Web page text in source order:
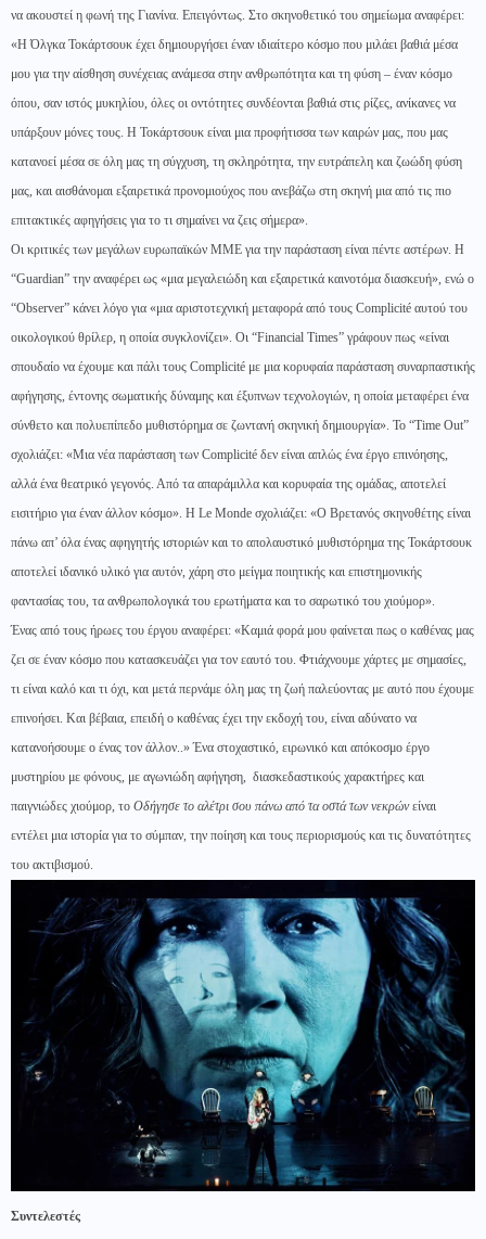
να ακουστεί η φωνή της Γιανίνα. Επειγόντως. Στο σκηνοθετικό του σημείωμα αναφέρει:
«Η Όλγκα Τοκάρτσουκ έχει δημιουργήσει έναν ιδιαίτερο κόσμο που μιλάει βαθιά μέσα
μου για την αίσθηση συνέχειας ανάμεσα στην ανθρωπότητα και τη φύση – έναν κόσμο
όπου, σαν ιστός μυκηλίου, όλες οι οντότητες συνδέονται βαθιά στις ρίζες, ανίκανες να
υπάρξουν μόνες τους. Η Τοκάρτσουκ είναι μια προφήτισσα των καιρών μας, που μας
κατανοεί μέσα σε όλη μας τη σύγχυση, τη σκληρότητα, την ευτράπελη και ζωώδη φύση
μας, και αισθάνομαι εξαιρετικά προνομιούχος που ανεβάζω στη σκηνή μια από τις πιο
επιτακτικές αφηγήσεις για το τι σημαίνει να ζεις σήμερα».
Οι κριτικές των μεγάλων ευρωπαϊκών ΜΜΕ για την παράσταση είναι πέντε αστέρων. Η
“Guardian” την αναφέρει ως «μια μεγαλειώδη και εξαιρετικά καινοτόμα διασκευή», ενώ ο
“Observer” κάνει λόγο για «μια αριστοτεχνική μεταφορά από τους Complicité αυτού του
οικολογικού θρίλερ, η οποία συγκλονίζει». Οι “Financial Times” γράφουν πως «είναι
σπουδαίο να έχουμε και πάλι τους Complicité με μια κορυφαία παράσταση συναρπαστικής
αφήγησης, έντονης σωματικής δύναμης και έξυπνων τεχνολογιών, η οποία μεταφέρει ένα
σύνθετο και πολυεπίπεδο μυθιστόρημα σε ζωντανή σκηνική δημιουργία». Το “Time Out”
σχολιάζει: «Μια νέα παράσταση των Complicité δεν είναι απλώς ένα έργο επινόησης,
αλλά ένα θεατρικό γεγονός. Από τα απαράμιλλα και κορυφαία της ομάδας, αποτελεί
εισιτήριο για έναν άλλον κόσμο». H Le Monde σχολιάζει: «Ο Βρετανός σκηνοθέτης είναι
πάνω απ’ όλα ένας αφηγητής ιστοριών και το απολαυστικό μυθιστόρημα της Τοκάρτσουκ
αποτελεί ιδανικό υλικό για αυτόν, χάρη στο μείγμα ποιητικής και επιστημονικής
φαντασίας του, τα ανθρωπολογικά του ερωτήματα και το σαρωτικό του χιούμορ».
Ένας από τους ήρωες του έργου αναφέρει: «Καμιά φορά μου φαίνεται πως ο καθένας μας
ζει σε έναν κόσμο που κατασκευάζει για τον εαυτό του. Φτιάχνουμε χάρτες με σημασίες,
τι είναι καλό και τι όχι, και μετά περνάμε όλη μας τη ζωή παλεύοντας με αυτό που έχουμε
επινοήσει. Και βέβαια, επειδή ο καθένας έχει την εκδοχή του, είναι αδύνατο να
κατανοήσουμε ο ένας τον άλλον..» Ένα στοχαστικό, ειρωνικό και απόκοσμο έργο
μυστηρίου με φόνους, με αγωνιώδη αφήγηση, διασκεδαστικούς χαρακτήρες και
παιγνιώδες χιούμορ, το Οδήγησε το αλέτρι σου πάνω από τα οστά των νεκρώνείναι
εντέλει μια ιστορία για το σύμπαν, την ποίηση και τους περιορισμούς και τις δυνατότητες
του ακτιβισμού.
Συντελεστές